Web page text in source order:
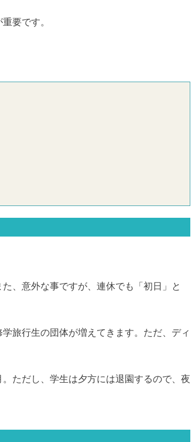
要です。
、意外な事ですが、連休でも「初日」と
旅行生の団体が増えてきます。ただ、ディ
ただし、学生は夕方には退園するので、夜